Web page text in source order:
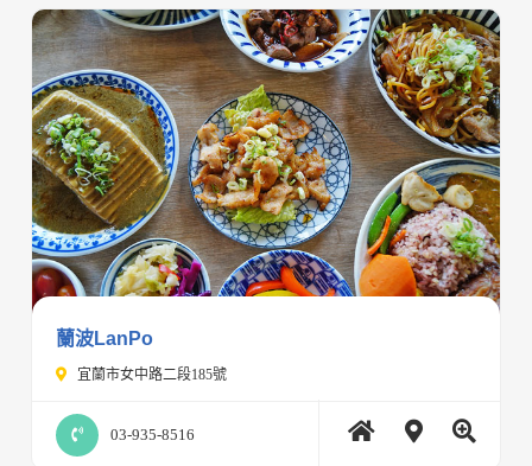
蘭波LanPo
宜蘭市女中路二段185號
03-935-8516